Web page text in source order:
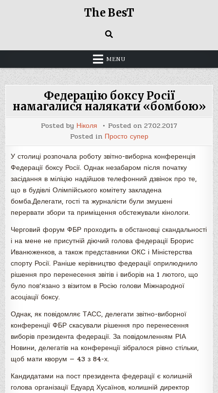
The BesT
MENU
Федерацію боксу Росії
намагалися налякати «бомбою»
Posted by Ніколя Posted on 27.02.2017
Posted in Просто супер
У столиці розпочала роботу звітно-виборна конференція
Федерації боксу Росії. Однак незабаром після початку
засідання в міліцію надійшов телефонний дзвінок про те,
що в будівлі Олімпійського комітету закладена
бомба.Делегати, гості та журналісти були змушені
перервати збори та приміщення обстежували кінологи.
Черговий форум ФБР проходить в обстановці скандальності
і на мене не присутній діючий голова федерації Брорис
Иванюженков, а також представники ОКС і Міністерства
спорту Росії. Раніше керівництво федерації оприлюднило
рішення про перенесення звітів і виборів на 1 лютого, що
було пов’язано з візитом в Росію голови Міжнародної
асоціації боксу.
Однак, як повідомляє ТАСС, делегати звітно-виборної
конференції ФБР скасували рішення про перенесення
виборів президента федерації. За повідомленням РІА
Новини, делегатів на конференції зібралося рівно стільки,
щоб мати кворум — 43 з 84-х.
Кандидатами на пост президента федерації є колишній
голова організації Едуард Хусаїнов, колишній директор